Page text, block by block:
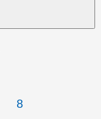
8